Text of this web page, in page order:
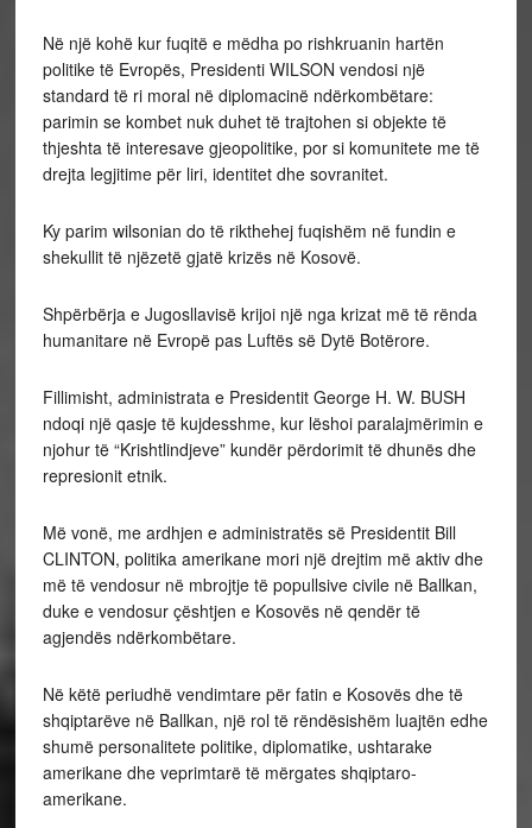
Në një kohë kur fuqitë e mëdha po rishkruanin hartën
politike të Evropës, Presidenti WILSON vendosi një
standard të ri moral në diplomacinë ndërkombëtare:
parimin se kombet nuk duhet të trajtohen si objekte të
thjeshta të interesave gjeopolitike, por si komunitete me të
drejta legjitime për liri, identitet dhe sovranitet.
Ky parim wilsonian do të rikthehej fuqishëm në fundin e
shekullit të njëzetë gjatë krizës në Kosovë.
Shpërbërja e Jugosllavisë krijoi një nga krizat më të rënda
humanitare në Evropë pas Luftës së Dytë Botërore.
Fillimisht, administrata e Presidentit George H. W. BUSH
ndoqi një qasje të kujdesshme, kur lëshoi paralajmërimin e
njohur të “Krishtlindjeve” kundër përdorimit të dhunës dhe
represionit etnik.
Më vonë, me ardhjen e administratës së Presidentit Bill
CLINTON, politika amerikane mori një drejtim më aktiv dhe
më të vendosur në mbrojtje të popullsive civile në Ballkan,
duke e vendosur çështjen e Kosovës në qendër të
agjendës ndërkombëtare.
Në këtë periudhë vendimtare për fatin e Kosovës dhe të
shqiptarëve në Ballkan, një rol të rëndësishëm luajtën edhe
shumë personalitete politike, diplomatike, ushtarake
amerikane dhe veprimtarë të mërgates shqiptaro-
amerikane.